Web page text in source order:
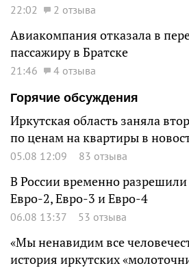
22:02 2 отзыва
Авиакомпания отказала в
пассажиру в Братске
21:46
4 отзыва
Горячие обсуждения
Иркутская область заняла
по ценам на квартиры в
05.08 12:09 83 отзыва
В России временно
Евро-2, Евро-3 и Евро-4
06.08 13:37 53 отзыва
«Мы ненавидим все
история иркутских